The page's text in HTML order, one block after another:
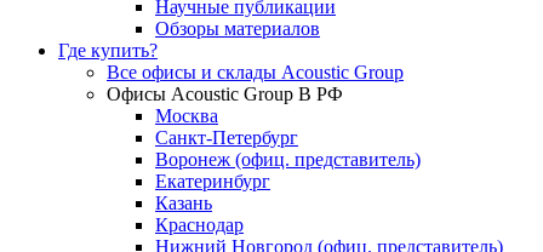
Научные публикации
Обзоры материалов
Где купить?
Все офисы и склады Acoustic Group
Офисы Acoustic Group В РФ
Москва
Санкт-Петербург
Воронеж (офиц. представитель)
Екатеринбург
Казань
Краснодар
Нижний Новгород (офиц. представитель)